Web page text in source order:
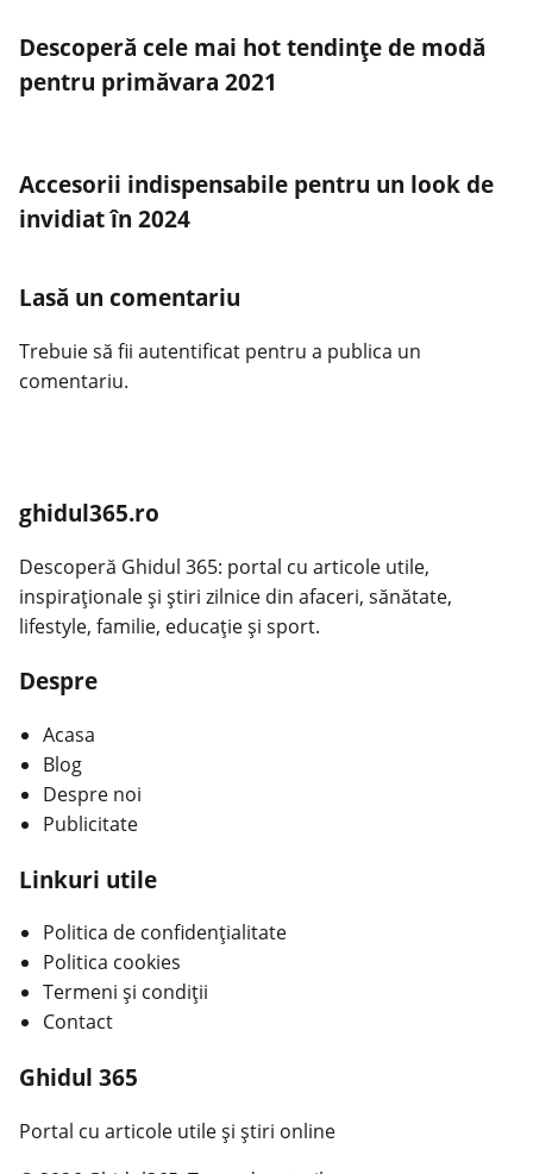
Descoperă cele mai hot tendințe de modă
pentru primăvara 2021
Accesorii indispensabile pentru un look de
invidiat în 2024
Lasă un comentariu
Trebuie să fii autentificat pentru a publica un
comentariu.
ghidul365.ro
Descoperă Ghidul 365: portal cu articole utile,
inspiraționale și știri zilnice din afaceri, sănătate,
lifestyle, familie, educație și sport.
Despre
Acasa
Blog
Despre noi
Publicitate
Linkuri utile
Politica de confidențialitate
Politica cookies
Termeni și condiții
Contact
Ghidul 365
Portal cu articole utile și știri online